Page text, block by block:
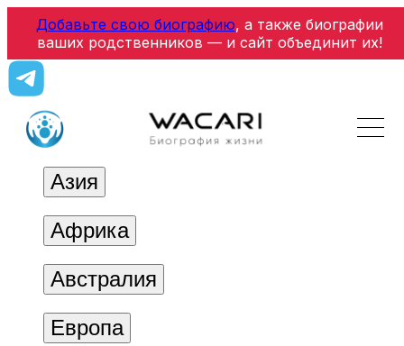
Добавьте свою биографию, а также биографии
ваших родственников — и сайт объединит их!
Азия
Африка
Австралия
Европа